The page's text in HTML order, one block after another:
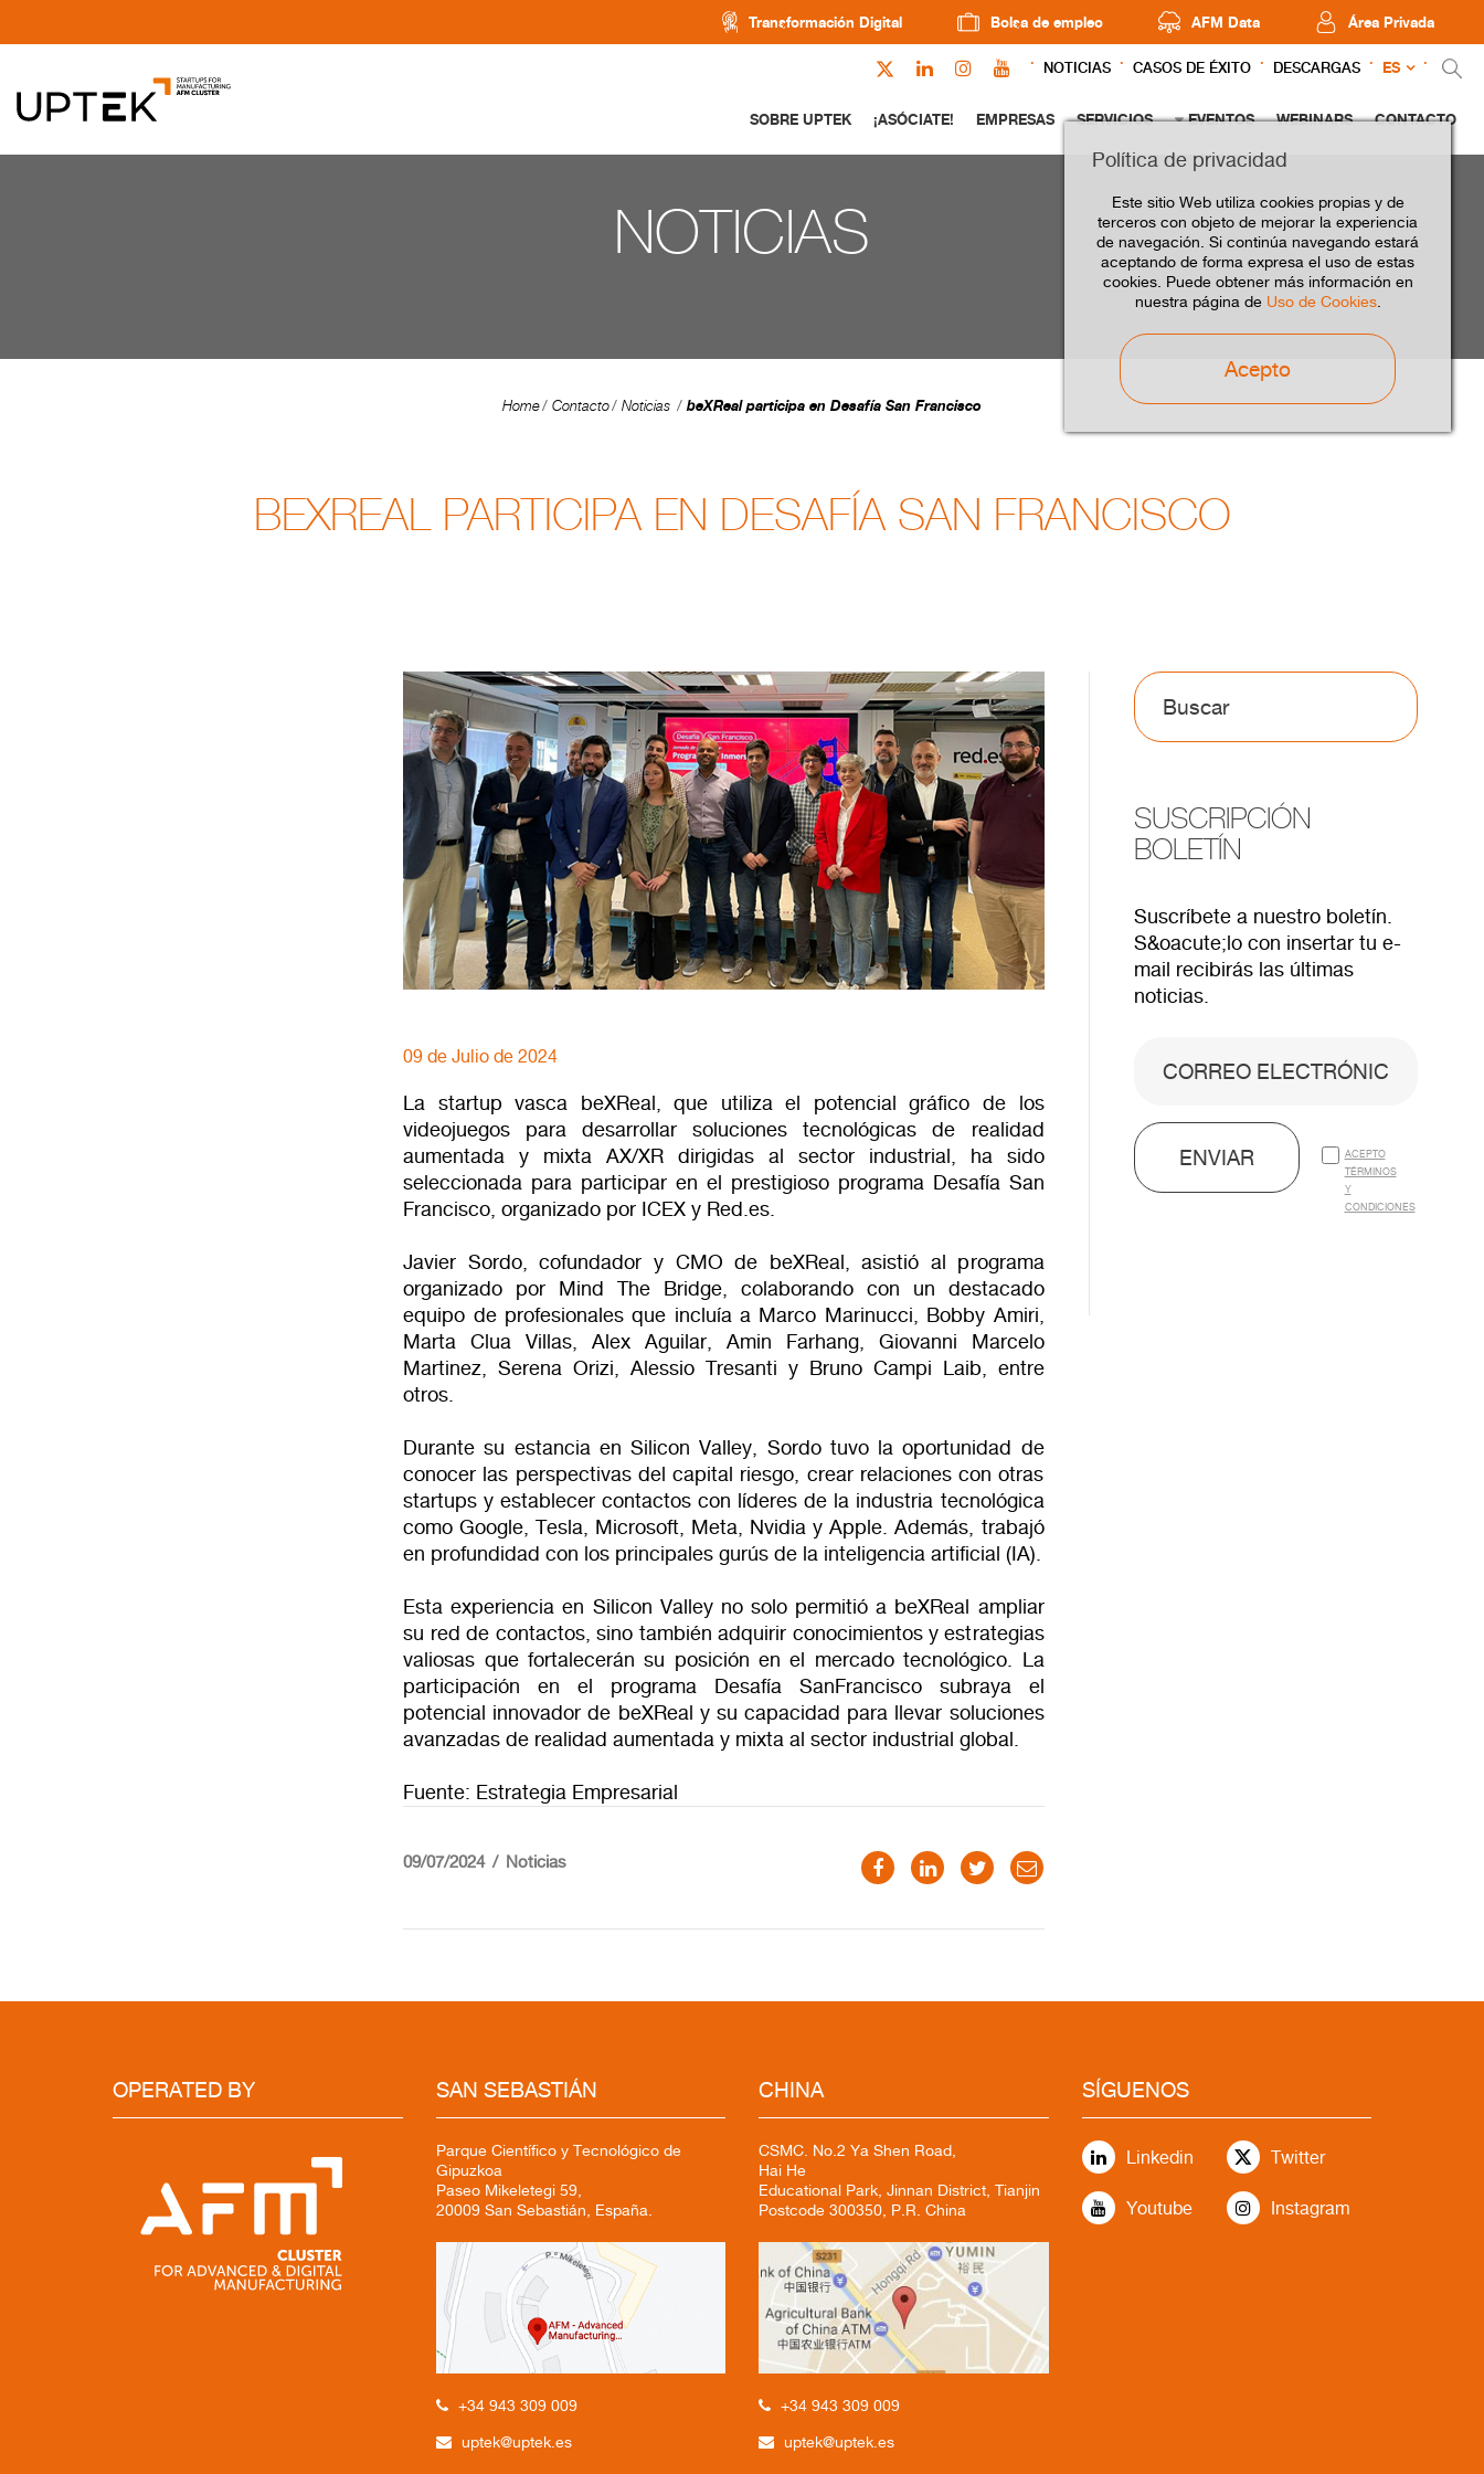
Transformación Digital Bolsa de empleo AFM Data Área Privada
NOTICIAS CASOS DE ÉXITO DESCARGAS ES
SOBRE UPTEK ¡ASÓCIATE! EMPRESAS SERVICIOS EVENTOS WEBINARS CONTACTO
Política de privacidad
Este sitio Web utiliza cookies propias y de
terceros con objeto de mejorar la experiencia
de navegación. Si continúa navegando estará
aceptando de forma expresa el uso de estas
cookies. Puede obtener más información en
nuestra página de Uso de Cookies.
Acepto
NOTICIAS
Home Contacto Noticias beXReal participa en Desafía San Francisco
BEXREAL PARTICIPA EN DESAFÍA SAN FRANCISCO
09 de Julio de 2024
La startup vasca beXReal, que utiliza el potencial gráfico de los
videojuegos para desarrollar soluciones tecnológicas de realidad
aumentada y mixta AX/XR dirigidas al sector industrial, ha sido
seleccionada para participar en el prestigioso programa Desafía San
Francisco, organizado por ICEX y Red.es.
Javier Sordo, cofundador y CMO de beXReal, asistió al programa
organizado por Mind The Bridge, colaborando con un destacado
equipo de profesionales que incluía a Marco Marinucci, Bobby Amiri,
Marta Clua Villas, Alex Aguilar, Amin Farhang, Giovanni Marcelo
Martinez, Serena Orizi, Alessio Tresanti y Bruno Campi Laib, entre
otros.
Durante su estancia en Silicon Valley, Sordo tuvo la oportunidad de
conocer las perspectivas del capital riesgo, crear relaciones con otras
startups y establecer contactos con líderes de la industria tecnológica
como Google, Tesla, Microsoft, Meta, Nvidia y Apple. Además, trabajó
en profundidad con los principales gurús de la inteligencia artificial (IA).
Esta experiencia en Silicon Valley no solo permitió a beXReal ampliar
su red de contactos, sino también adquirir conocimientos y estrategias
valiosas que fortalecerán su posición en el mercado tecnológico. La
participación en el programa Desafía SanFrancisco subraya el
potencial innovador de beXReal y su capacidad para llevar soluciones
avanzadas de realidad aumentada y mixta al sector industrial global.
Fuente: Estrategia Empresarial
09/07/2024 Noticias
SUSCRIPCIÓN
BOLETÍN
Suscríbete a nuestro boletín.
S&oacute;lo con insertar tu e-
mail recibirás las últimas
noticias.
ENVIAR
ACEPTO
TÉRMINOS
Y
CONDICIONES
OPERATED BY SAN SEBASTIÁN
Parque Científico y Tecnológico de
Gipuzkoa
Paseo Mikeletegi 59,
20009 San Sebastián, España.
+34 943 309 009
uptek@uptek.es
CHINA
CSMC. No.2 Ya Shen Road,
Hai He
Educational Park, Jinnan District, Tianjin
Postcode 300350, P.R. China
+34 943 309 009
uptek@uptek.es
SÍGUENOS
Linkedin Twitter
Youtube Instagram